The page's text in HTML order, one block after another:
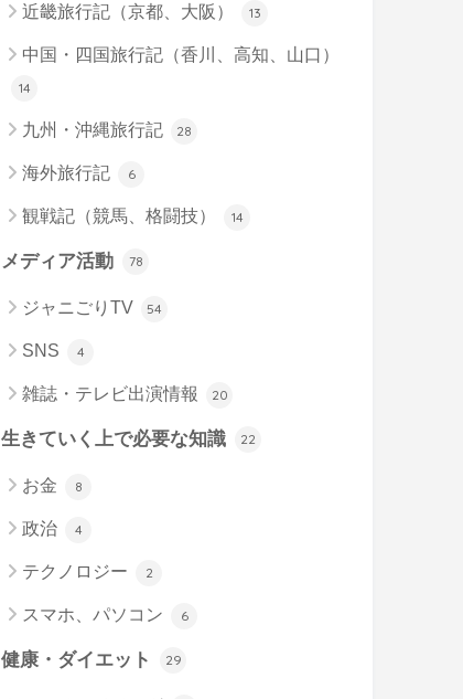
近畿旅行記（京都、大阪） 13
中国・四国旅行記（香川、高知、山口）
14
九州・沖縄旅行記 28
海外旅行記 6
観戦記（競馬、格闘技） 14
メディア活動 78
ジャニごりTV 54
SNS 4
雑誌・テレビ出演情報 20
生きていく上で必要な知識 22
お金 8
政治 4
テクノロジー 2
スマホ、パソコン 6
健康・ダイエット 29